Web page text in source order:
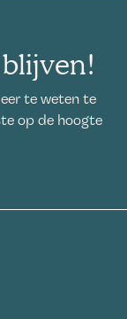
te weten te
op de hoogte